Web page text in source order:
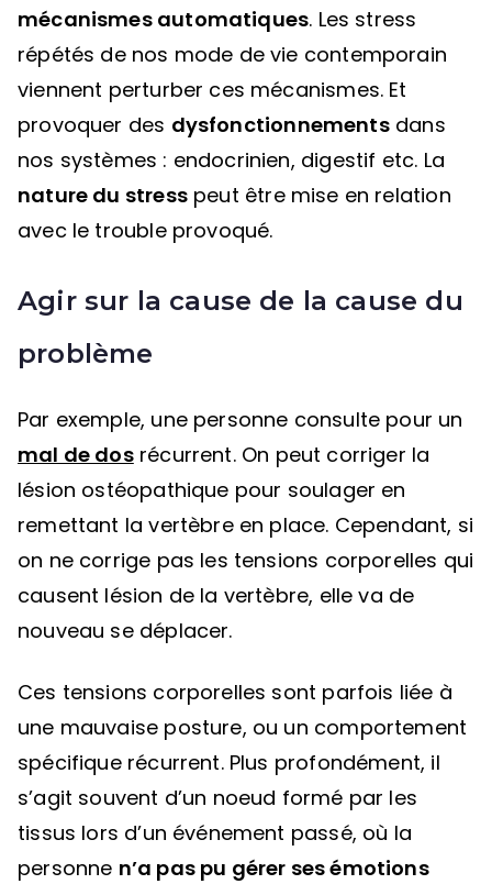
mécanismes automatiques. Les stress
répétés de nos mode de vie contemporain
viennent perturber ces mécanismes. Et
provoquer des dysfonctionnementsdans
nos systèmes : endocrinien, digestif etc. La
nature du stresspeut être mise en relation
avec le trouble provoqué.
Agir sur la cause de la cause du
problème
Par exemple, une personne consulte pour un
mal de dosrécurrent. On peut corriger la
lésion ostéopathique pour soulager en
remettant la vertèbre en place. Cependant, si
on ne corrige pas les tensions corporelles qui
causent lésion de la vertèbre, elle va de
nouveau se déplacer.
Ces tensions corporelles sont parfois liée à
une mauvaise posture, ou un comportement
spécifique récurrent. Plus profondément, il
s’agit souvent d’un noeud formé par les
tissus lors d’un événement passé, où la
personne n’a pas pu gérer ses émotions